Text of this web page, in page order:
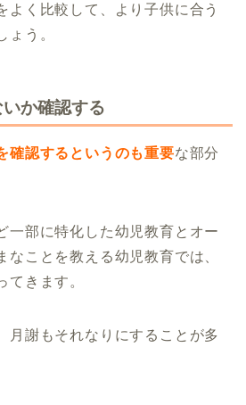
よく比較して、より子供に合う
ょう。
か確認する
確認するというのも重要な部分
一部に特化した幼児教育とオー
なことを教える幼児教育では、
てきます。
月謝もそれなりにすることが多